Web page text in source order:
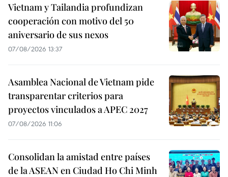
Vietnam y Tailandia profundizan
cooperación con motivo del 50
aniversario de sus nexos
07/08/2026 13:37
Asamblea Nacional de Vietnam pide
transparentar criterios para
proyectos vinculados a APEC 2027
07/08/2026 11:06
Consolidan la amistad entre países
de la ASEAN en Ciudad Ho Chi Minh